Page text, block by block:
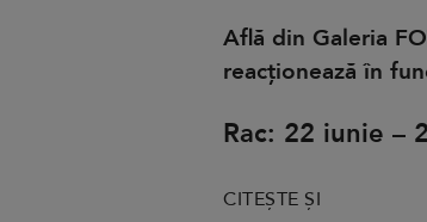
Află din Galeria
reacționează în
Rac: 22 iunie –
CITEȘTE ȘI